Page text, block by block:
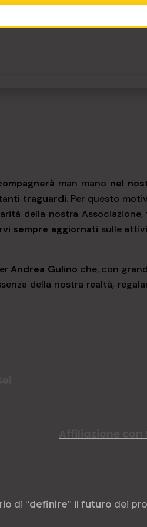
man mano nel
traguardi. Per questo
della nostra Associazione,
sempre aggiornati sulle
Andrea Gulino che, con
della nostra realtà,
di “definire” il futuro dei